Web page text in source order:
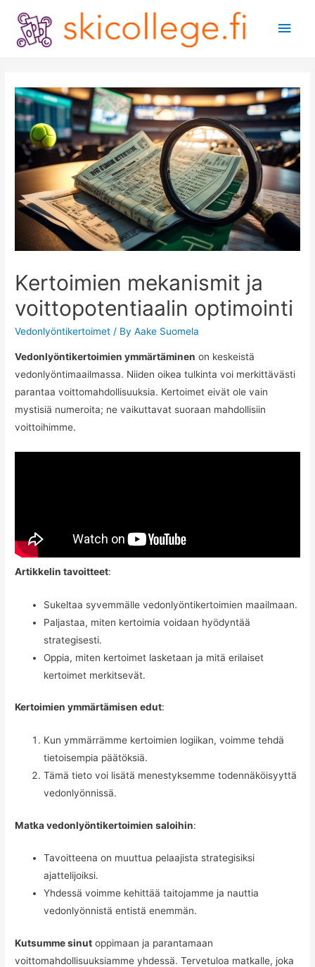
Main
Kertoimien mekanismit ja
voittopotentiaalin optimointi
Vedonlyöntikertoimet / ByAake Suomela
Vedonlyöntikertoimien ymmärtäminen on keskeistä
vedonlyöntimaailmassa. Niiden oikea tulkinta voi merkittävästi
parantaa voittomahdollisuuksia. Kertoimet eivät ole vain
mystisiä numeroita; ne vaikuttavat suoraan mahdollisiin
voittoihimme.
Artikkelin tavoitteet:
Sukeltaa syvemmälle vedonlyöntikertoimien maailmaan.
Paljastaa, miten kertoimia voidaan hyödyntää
strategisesti.
Oppia, miten kertoimet lasketaan ja mitä erilaiset
kertoimet merkitsevät.
Kertoimien ymmärtämisen edut:
Kun ymmärrämme kertoimien logiikan, voimme tehdä
tietoisempia päätöksiä.
Tämä tieto voi lisätä menestyksemme todennäköisyyttä
vedonlyönnissä.
Matka vedonlyöntikertoimien saloihin:
Tavoitteena on muuttua pelaajista strategisiksi
ajattelijoiksi.
Yhdessä voimme kehittää taitojamme ja nauttia
vedonlyönnistä entistä enemmän.
Kutsumme sinut oppimaan ja parantamaan
voittomahdollisuuksiamme yhdessä. Tervetuloa matkalle, joka